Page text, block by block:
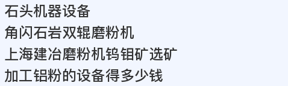
石头机器设备
角闪石岩双辊磨粉机
上海建冶磨粉机钨钼矿选矿
加工铝粉的设备得多少钱